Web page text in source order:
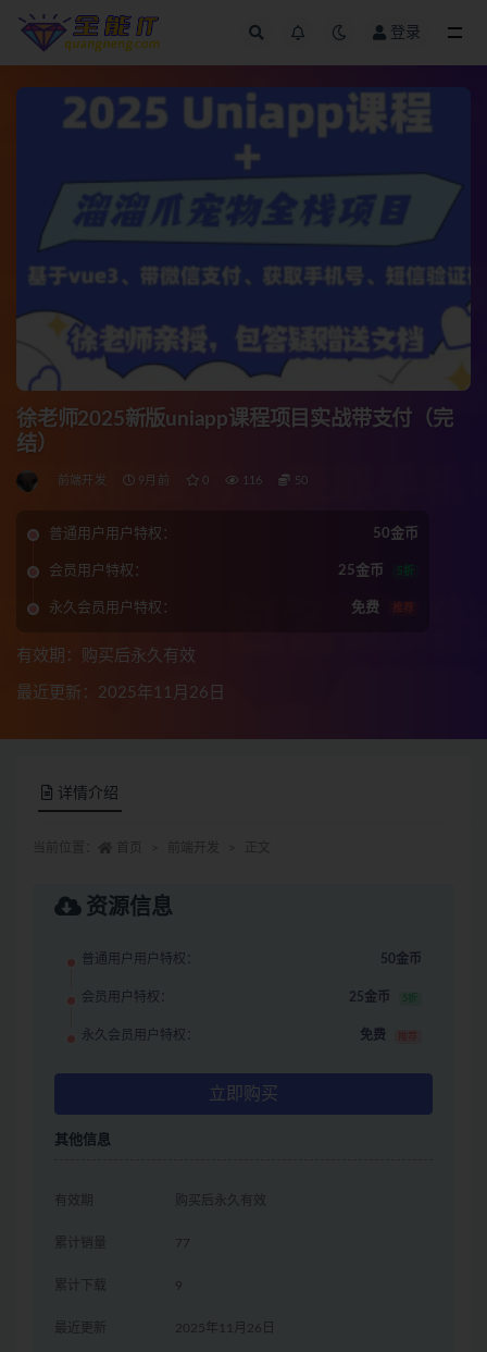
登录
徐老师2025新版uniapp课程项目实战带支付（完
结）
前端开发 9月前 0 116 50
普通用户用户特权： 50金币
会员用户特权： 25金币 5折
永久会员用户特权： 免费 推荐
有效期：购买后永久有效
最近更新：2025年11月26日
详情介绍
资源信息
普通用户用户特权： 50金币
会员用户特权： 25金币 5折
永久会员用户特权： 免费 推荐
立即购买
其他信息
有效期 购买后永久有效
累计销量 77
累计下载 9
最近更新 2025年11月26日